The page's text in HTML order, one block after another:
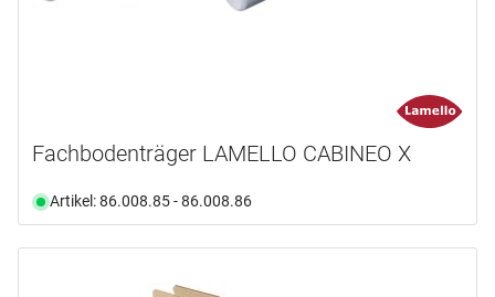
Fachbodenträger LAMELLO CABINEO X
Artikel: 86.008.85 - 86.008.86